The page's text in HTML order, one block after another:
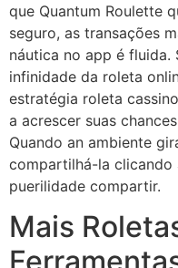
que Quantum Roulette
seguro, as transações
náutica no app é fluida.
infinidade da roleta
estratégia roleta
a acrescer suas
Quando an ambiente
compartilhá-la clicando
puerilidade compartir.
Mais